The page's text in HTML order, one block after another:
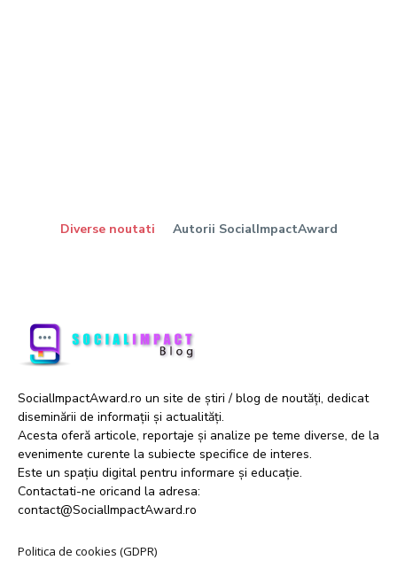
Diverse noutati Autorii SocialImpactAward
SocialImpactAward.ro un site de știri / blog de noutăți, dedicat
diseminării de informații și actualități.
Acesta oferă articole, reportaje și analize pe teme diverse, de la
evenimente curente la subiecte specifice de interes.
Este un spațiu digital pentru informare și educație.
Contactati-ne oricand la adresa:
contact@SocialImpactAward.ro
Politica de cookies (GDPR)